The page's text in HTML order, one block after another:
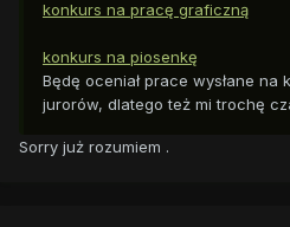
konkurs na pracę graficzną
konkurs na piosenkę
Będę oceniał prace wysłane na
jurorów, dlatego też mi trochę
Sorry już rozumiem .